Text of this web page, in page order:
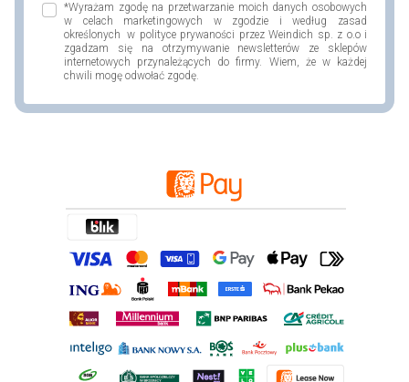
*Wyrażam zgodę na przetwarzanie moich danych osobowych
w celach marketingowych w zgodzie i według zasad
określonych w polityce prywaności przez Weindich sp. z o.o i
zgadzam się na otrzymywanie newsletterów ze sklepów
internetowych przynależących do firmy. Wiem, że w każdej
chwili mogę odwołać zgodę.